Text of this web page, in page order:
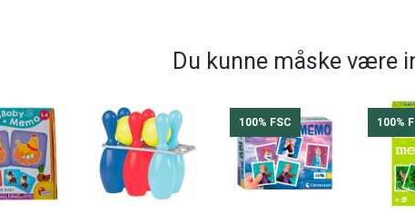
Du kunne måske være
100% FSC 100%